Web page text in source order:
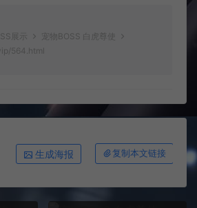
展示
宠物BOSS 白虎尊使
564.html
生成海报 复制本文链接